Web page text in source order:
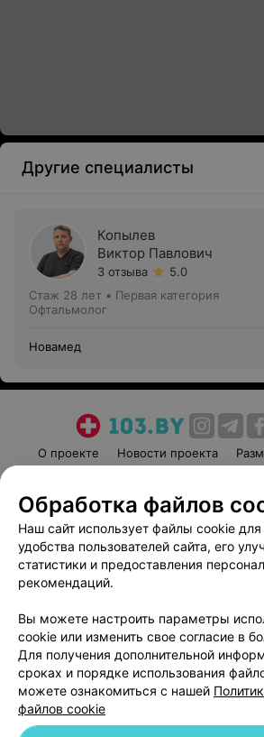
Другие специалисты
Копылев
Виктор Павлович
3 отзыва
5.0
Стаж 28 лет • Первая категория
Офтальмолог
Новамед
О проекте Новости проекта
Пользовательское соглашение
Вакансии
Написать руководителю
Обработка персональных
Обработка файлов
Наш сайт использует файлы cookie для
удобства пользователей сайта, его
статистики и предоставления
рекомендаций.
Вы можете настроить параметры
cookie или изменить свое согласие в
Для получения дополнительной
сроках и порядке использования
можете ознакомиться с нашей
файлов cookie